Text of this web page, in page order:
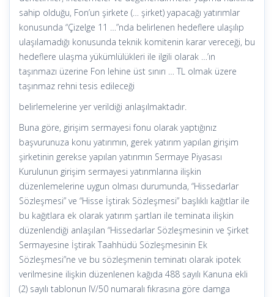
sahip olduğu, Fon’un şirkete (… şirket) yapacağı yatırımlar
konusunda “Çizelge 11 …”nda belirlenen hedeflere ulaşılıp
ulaşılamadığı konusunda teknik komitenin karar vereceği, bu
hedeflere ulaşma yükümlülükleri ile ilgili olarak …’ın
taşınmazı üzerine Fon lehine üst sınırı … TL olmak üzere
taşınmaz rehni tesis edileceği
belirlemelerine yer verildiği anlaşılmaktadır.
Buna göre, girişim sermayesi fonu olarak yaptığınız
başvurunuza konu yatırımın, gerek yatırım yapılan girişim
şirketinin gerekse yapılan yatırımın Sermaye Piyasası
Kurulunun girişim sermayesi yatırımlarına ilişkin
düzenlemelerine uygun olması durumunda, “Hissedarlar
Sözleşmesi” ve “Hisse İştirak Sözleşmesi” başlıklı kağıtlar ile
bu kağıtlara ek olarak yatırım şartları ile teminata ilişkin
düzenlendiği anlaşılan “Hissedarlar Sözleşmesinin ve Şirket
Sermayesine İştirak Taahhüdü Sözleşmesinin Ek
Sözleşmesi”ne ve bu sözleşmenin teminatı olarak ipotek
verilmesine ilişkin düzenlenen kağıda 488 sayılı Kanuna ekli
(2) sayılı tablonun IV/50 numaralı fıkrasına göre damga